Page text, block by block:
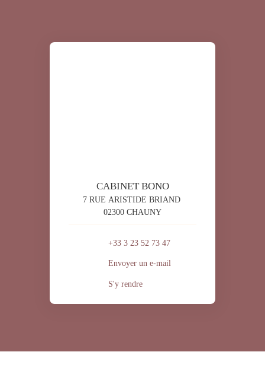
CABINET BONO
7 RUE ARISTIDE BRIAND
02300 CHAUNY
+33 3 23 52 73 47
Envoyer un e-mail
S'y rendre